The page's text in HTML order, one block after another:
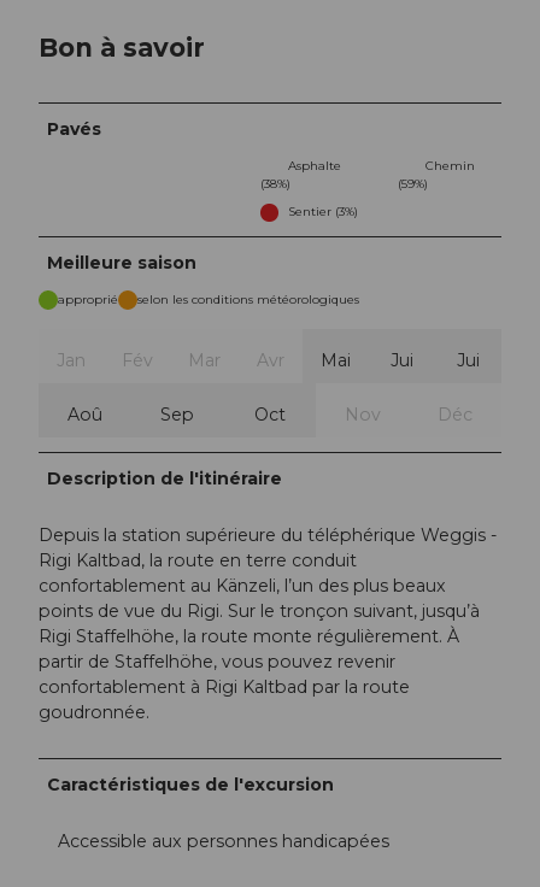
Bon à savoir
Pavés
Asphalte
(38%)
Chemin
(59%)
Sentier (3%)
Meilleure saison
approprié selon les conditions météorologiques
Jan Fév Mar Avr Mai Jui Jui
Aoû Sep Oct Nov Déc
Description de l'itinéraire
Depuis la station supérieure du téléphérique Weggis -
Rigi Kaltbad, la route en terre conduit
confortablement au Känzeli, l’un des plus beaux
points de vue du Rigi. Sur le tronçon suivant, jusqu’à
Rigi Staffelhöhe, la route monte régulièrement. À
partir de Staffelhöhe, vous pouvez revenir
confortablement à Rigi Kaltbad par la route
goudronnée.
Caractéristiques de l'excursion
Accessible aux personnes handicapées